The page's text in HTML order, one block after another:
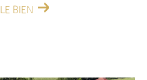
BIEN